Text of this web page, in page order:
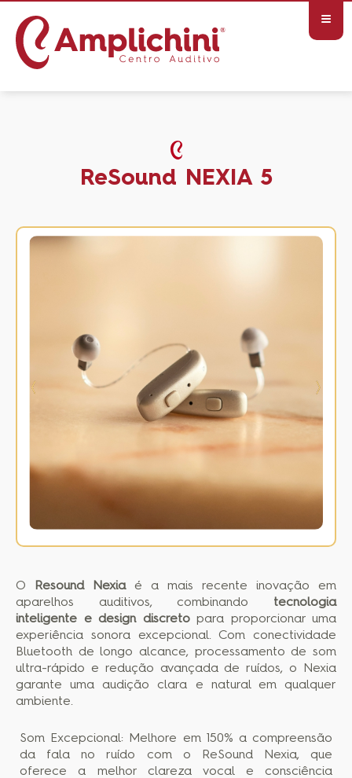
≡
ReSound NEXIA 5
O Resound Nexia é a mais recente inovação em
aparelhos auditivos, combinando tecnologia
inteligente e design discretopara proporcionar uma
experiência sonora excepcional. Com conectividade
Bluetooth de longo alcance, processamento de som
ultra-rápido e redução avançada de ruídos, o Nexia
garante uma audição clara e natural em qualquer
ambiente.
Som Excepcional: Melhore em 150% a compreensão
da fala no ruído com o ReSound Nexia, que
oferece a melhor clareza vocal e consciência